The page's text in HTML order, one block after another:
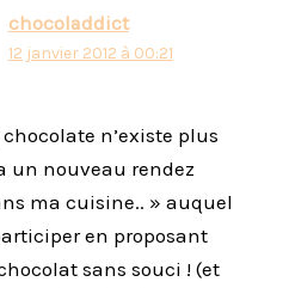
chocoladdict
12 janvier 2012 à 00:21
n’existe plus
un nouveau rendez
ma cuisine.. » auquel
en proposant
sans souci ! (et